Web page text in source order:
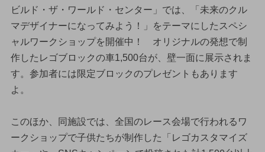
ビルド・ザ・ワールド・センター」では、「未来のクル
マデザイナーになってみよう！」をテーマにしたスペシ
ャルワークショップを開催中！ オリジナルの発想で制
作したレゴブロックの車1,500台が、壁一面に展示されま
す。参加者には限定ブロックのプレゼントもあります
よ。
このほか、同施設では、全国のレース会場で行われるワ
ークショップで子供たちが制作した「レゴカスタマイズ